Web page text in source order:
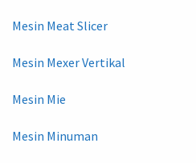
Mesin Meat Slicer
Mesin Mexer Vertikal
Mesin Mie
Mesin Minuman